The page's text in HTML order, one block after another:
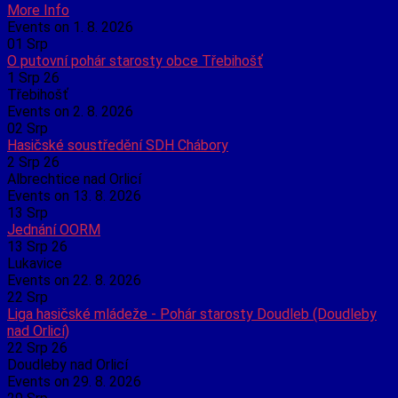
More Info
Events on 1. 8. 2026
01 Srp
O putovní pohár starosty obce Třebihošť
1 Srp 26
Třebihošť
Events on 2. 8. 2026
02 Srp
Hasičské soustředění SDH Chábory
2 Srp 26
Albrechtice nad Orlicí
Events on 13. 8. 2026
13 Srp
Jednání OORM
13 Srp 26
Lukavice
Events on 22. 8. 2026
22 Srp
Liga hasičské mládeže - Pohár starosty Doudleb (Doudleby
nad Orlicí)
22 Srp 26
Doudleby nad Orlicí
Events on 29. 8. 2026